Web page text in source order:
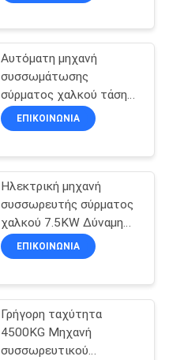
Αυτόματη μηχανή
συσσωμάτωσης
σύρματος χαλκού τάση
220V/380V Για 0,2-
1,04mm Σύρματος
ΕΠΙΚΟΙΝΩΝΊΑ
Ηλεκτρική μηχανή
συσσωρευτής σύρματος
χαλκού 7.5KW Δύναμη
220V/380V Τετάρτη
100m/min Ταχύτητα
ΕΠΙΚΟΙΝΩΝΊΑ
Γρήγορη ταχύτητα
4500KG Μηχανή
συσσωρευτικού